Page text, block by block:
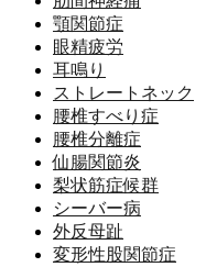
顎関節症
眼精疲労
耳鳴り
ストレートネック
腰椎すべり症
腰椎分離症
仙腸関節炎
梨状筋症候群
シーバー病
外反母趾
変形性股関節症